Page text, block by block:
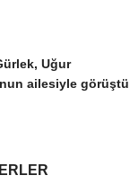
Uğur
ailesiyle görüştü